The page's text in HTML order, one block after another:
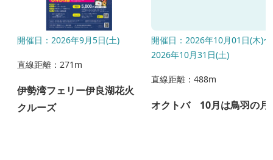
開催日：2026年9月5日(土)
直線距離：271m
伊勢湾フェリー伊良湖花火
クルーズ
開催日：2026年10月01日(木)〜
2026年10月31日(土)
直線距離：488m
オクトバ 10月は鳥羽の月